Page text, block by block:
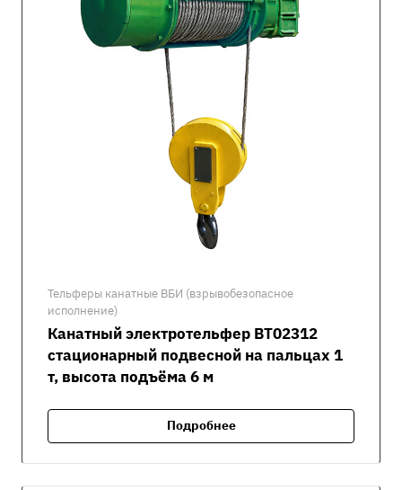
Тельферы канатные ВБИ (взрывобезопасное
исполнение)
Канатный электротельфер ВТ02312
стационарный подвесной на пальцах 1
т, высота подъёма 6 м
Подробнее